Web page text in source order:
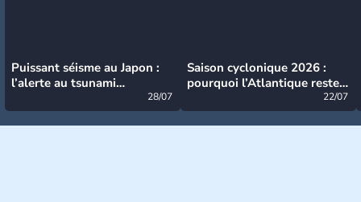
Puissant séisme au Japon :
l’alerte au tsunami
28/07
Saison cyclonique 2026 :
pourquoi l’Atlantique reste
22/07